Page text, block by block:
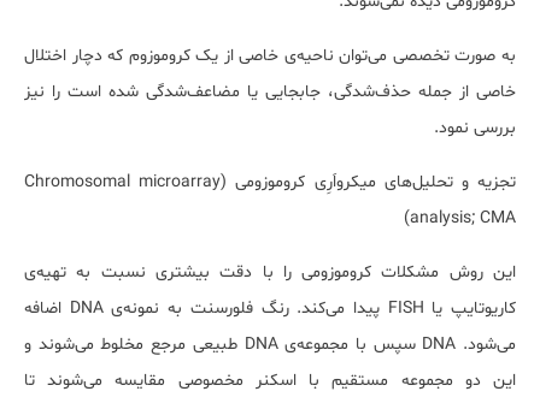
به صورت تخصصی می‌توان ناحیه‌ی خاصی از یک کروموزوم که دچار اختلال
خاصی از جمله حذف‌شدگی، جابجایی یا مضاعف‌شدگی شده است را نیز
بررسی نمود.
تجزیه و تحلیل‌های میکرواَرِی کروموزومی (Chromosomal microarray
analysis; CMA
)
این روش مشکلات کروموزومی را با دقت بیشتری نسبت به تهیه‌ی
کاریوتایپ یا FISH پیدا می‌کند. رنگ فلورسنت به نمونه‌یDNA اضافه
می‌شود. DNA سپس با مجموعه‌یDNA طبیعی مرجع مخلوط می‌شوند و
این دو مجموعه مستقیم با اسکنر مخصوصی مقایسه می‌شوند تا